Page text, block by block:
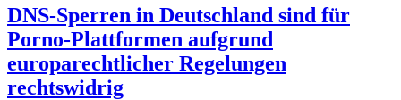
DNS-Sperren in Deutschland sind für
Porno-Plattformen aufgrund
europarechtlicher Regelungen
rechtswidrig